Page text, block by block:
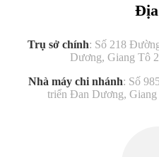
Trụ sở chính: Số 218
Dương, Giang Tô
Nhà máy chi nhánh: Số
triển Đan Dương,